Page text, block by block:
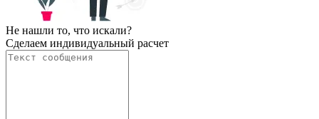
Не нашли то, что искали?
Сделаем индивидуальный расчет